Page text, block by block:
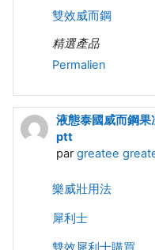
雙效威而鋼
精選產品
Permalien
液態泰國威而鋼
ptt
pargreatee
樂威壯用法
犀利士